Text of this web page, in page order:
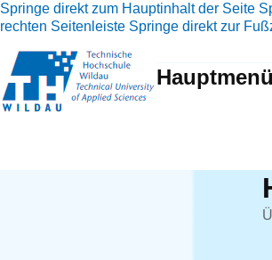
Springe direkt zum Hauptinhalt der Seite
rechten Seitenleiste Springe direkt zur
Hauptmenü